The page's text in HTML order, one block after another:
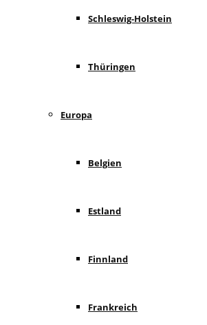
Schleswig-Holstein
Thüringen
Europa
Belgien
Estland
Finnland
Frankreich